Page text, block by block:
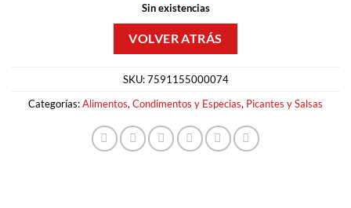
Sin existencias
SKU:7591155000074
Categorías:Alimentos, Condimentos y Especias, Picantes y Salsas